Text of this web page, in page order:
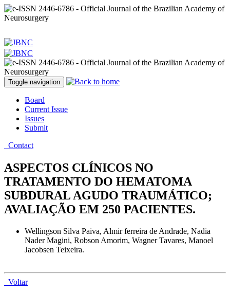
Toggle navigation
Board
Current Issue
Issues
Submit
Contact
ASPECTOS CLÍNICOS NO
TRATAMENTO DO HEMATOMA
SUBDURAL AGUDO TRAUMÁTICO;
AVALIAÇÃO EM 250 PACIENTES.
Wellingson Silva Paiva, Almir ferreira de Andrade, Nadia
Nader Magini, Robson Amorim, Wagner Tavares, Manoel
Jacobsen Teixeira.
Voltar